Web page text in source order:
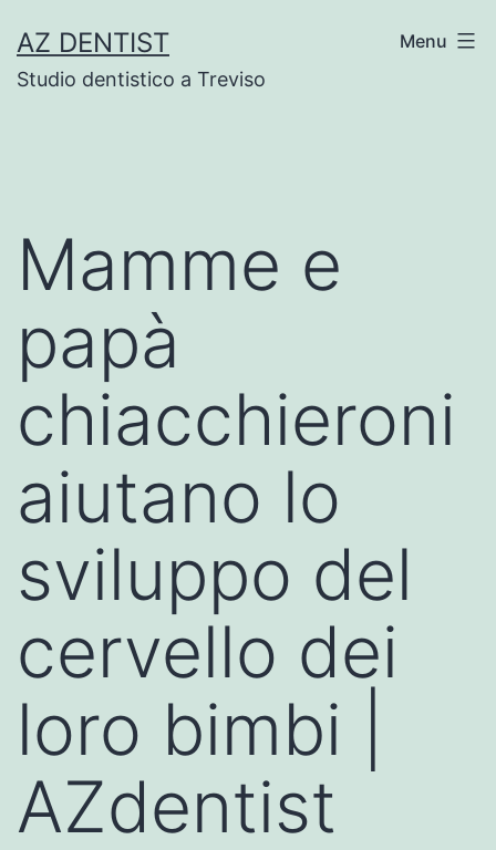
to
content
AZ DENTIST
Studio dentistico a Treviso
Menu
Mamme e
papà
chiacchieroni
aiutano lo
sviluppo del
cervello dei
loro bimbi |
AZdentist